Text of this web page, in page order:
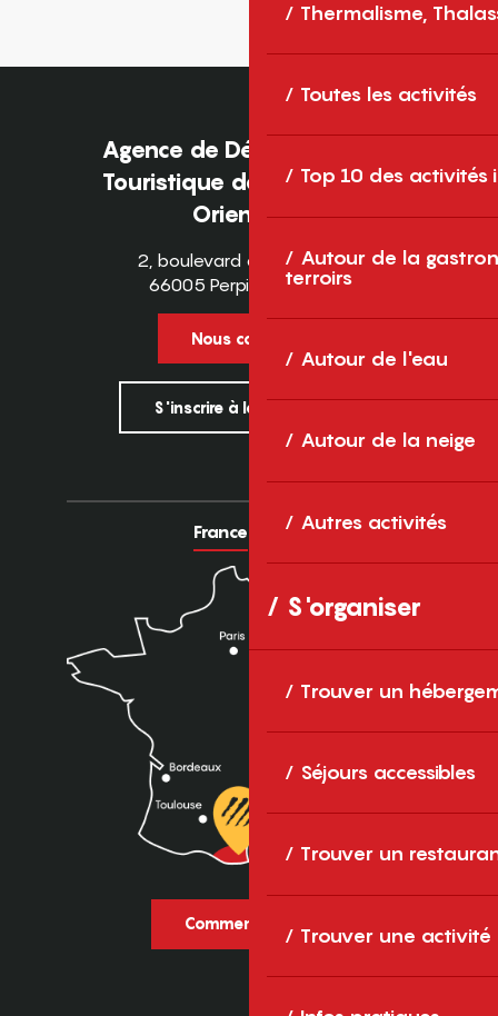
Thermalisme,
Toutes les activités
Top 10 des activités
Autour de la
terroirs
Autour de l'eau
Autour de la neige
Autres activités
S'organiser
Trouver un
Séjours accessibles
Trouver un
Trouver une activité
Agence de Développement
Touristique des Pyrénées-
Orientales
2, boulevard des Pyrénées
66005 Perpignan Cedex
Nous contacter
S'inscrire à la newsletter
France Europe
Comment venir ?